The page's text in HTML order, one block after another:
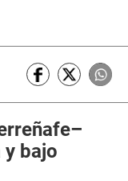
y bajo